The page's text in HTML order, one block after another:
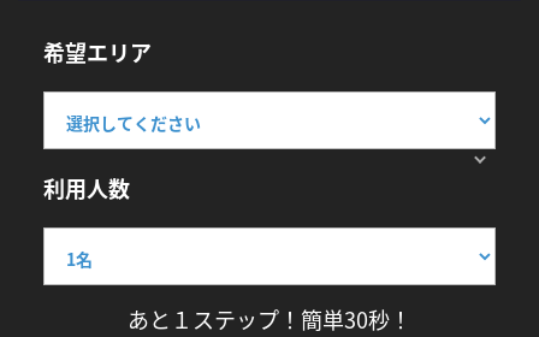
希望エリア
利用人数
あと１ステップ！簡単30秒！